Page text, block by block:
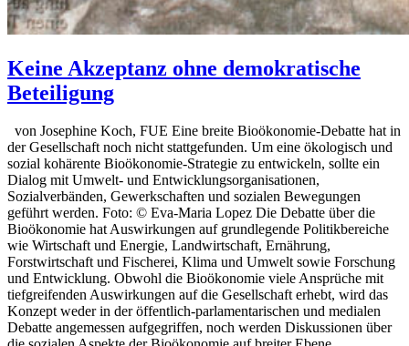
Keine Akzeptanz ohne demokratische
Beteiligung
von Josephine Koch, FUE Eine breite Bioökonomie-Debatte hat in
der Gesellschaft noch nicht stattgefunden. Um eine ökologisch und
sozial kohärente Bioökonomie-Strategie zu entwickeln, sollte ein
Dialog mit Umwelt- und Entwicklungsorganisationen,
Sozialverbänden, Gewerkschaften und sozialen Bewegungen
geführt werden. Foto: © Eva-Maria Lopez Die Debatte über die
Bioökonomie hat Auswirkungen auf grundlegende Politikbereiche
wie Wirtschaft und Energie, Landwirtschaft, Ernährung,
Forstwirtschaft und Fischerei, Klima und Umwelt sowie Forschung
und Entwicklung. Obwohl die Bioökonomie viele Ansprüche mit
tiefgreifenden Auswirkungen auf die Gesellschaft erhebt, wird das
Konzept weder in der öffentlich-parlamentarischen und medialen
Debatte angemessen aufgegriffen, noch werden Diskussionen über